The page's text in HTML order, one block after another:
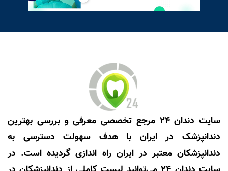
سایت دندان 24 مرجع تخصصی معرفی و بررسی بهترین
دندانپزشک در ایران با هدف سهولت دسترسی به
دندانپزشکان معتبر در ایران راه اندازی گردیده است. در